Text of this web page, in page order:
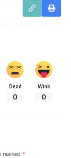
Dead
0
Wink
0
marked *